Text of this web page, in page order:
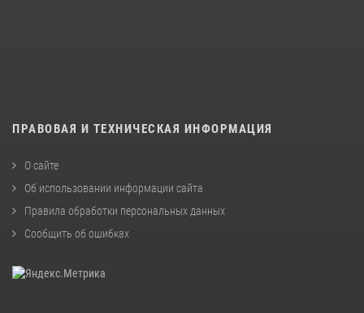
ПРАВОВАЯ И ТЕХНИЧЕСКАЯ ИНФОРМАЦИЯ
О сайте
Об использовании информации сайта
Правила обработки персональных данных
Сообщить об ошибках